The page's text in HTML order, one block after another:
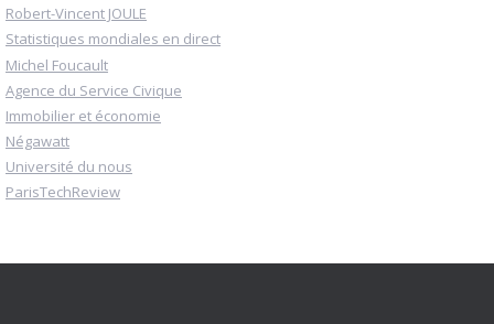
Robert-Vincent JOULE
Statistiques mondiales en direct
Michel Foucault
Agence du Service Civique
Immobilier et économie
Négawatt
Université du nous
ParisTechReview